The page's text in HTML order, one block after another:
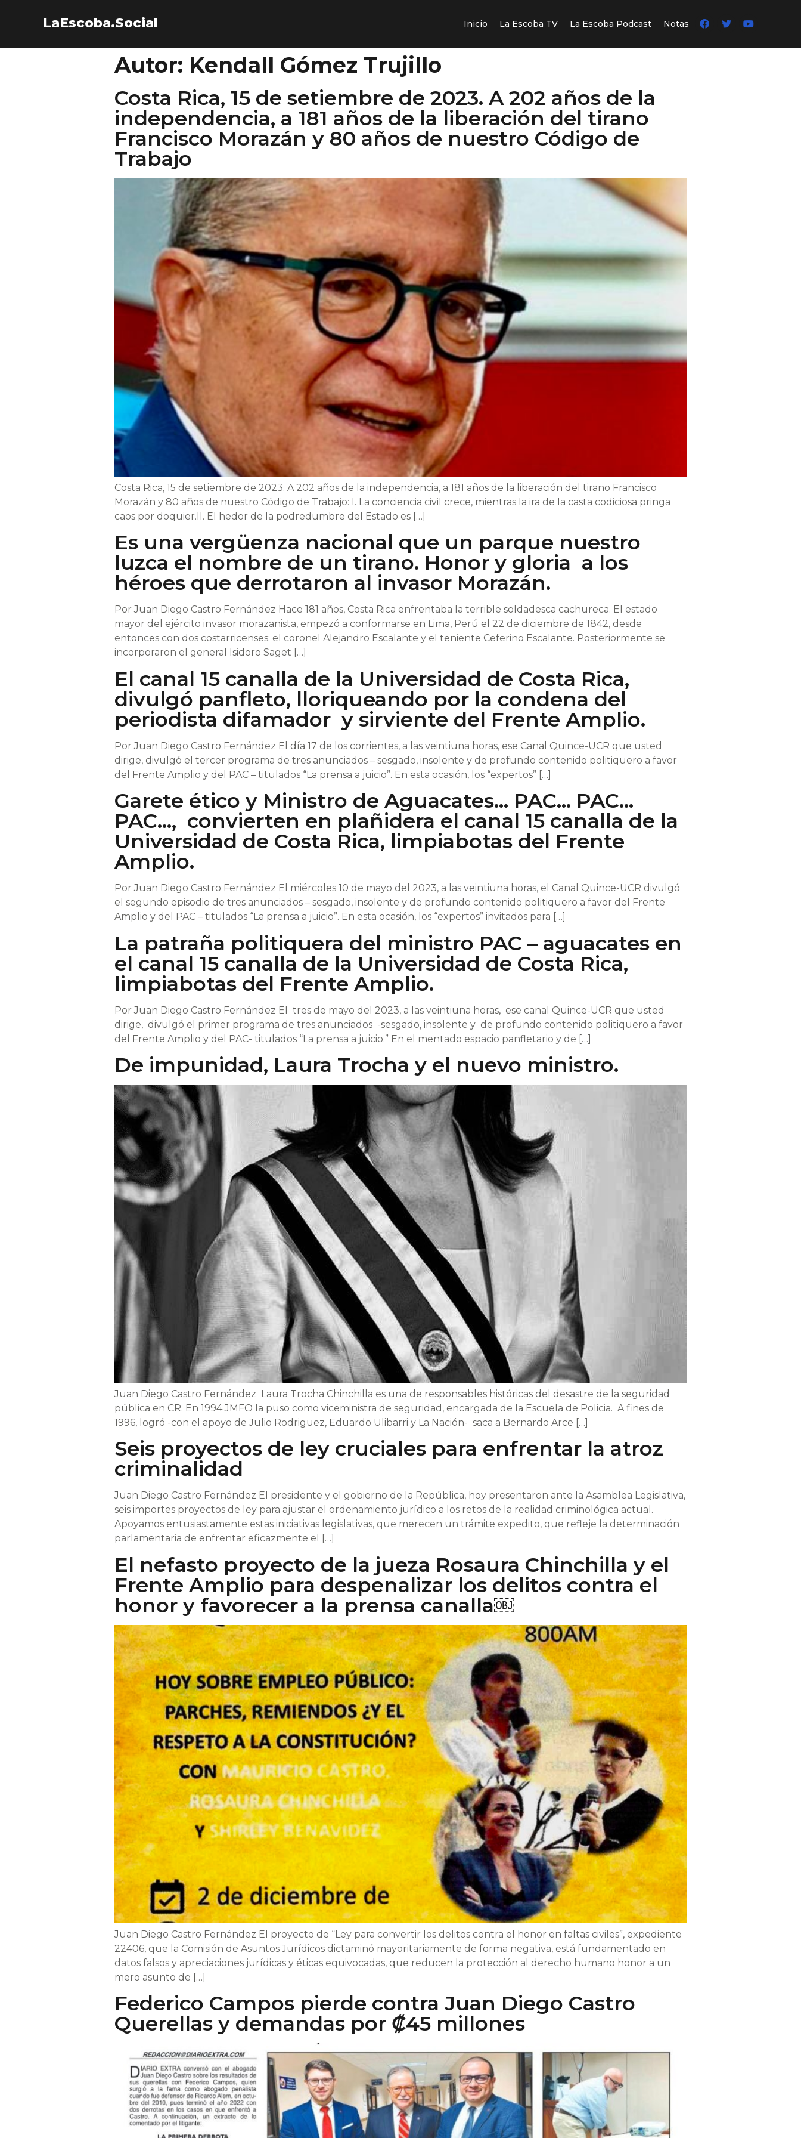
LaEscoba.Social Inicio La Escoba TV La Escoba Podcast Notas
Autor: Kendall Gómez Trujillo
Costa Rica, 15 de setiembre de 2023. A 202 años de la
independencia, a 181 años de la liberación del tirano
Francisco Morazán y 80 años de nuestro Código de
Trabajo
Costa Rica, 15 de setiembre de 2023. A 202 años de la independencia, a 181 años de la liberación del tirano Francisco
Morazán y 80 años de nuestro Código de Trabajo: I. La conciencia civil crece, mientras la ira de la casta codiciosa pringa
caos por doquier.II. El hedor de la podredumbre del Estado es […]
Es una vergüenza nacional que un parque nuestro
luzca el nombre de un tirano. Honor y gloria a los
héroes que derrotaron al invasor Morazán.
Por Juan Diego Castro Fernández Hace 181 años, Costa Rica enfrentaba la terrible soldadesca cachureca. El estado
mayor del ejército invasor morazanista, empezó a conformarse en Lima, Perú el 22 de diciembre de 1842, desde
entonces con dos costarricenses: el coronel Alejandro Escalante y el teniente Ceferino Escalante. Posteriormente se
incorporaron el general Isidoro Saget […]
El canal 15 canalla de la Universidad de Costa Rica,
divulgó panfleto, lloriqueando por la condena del
periodista difamador y sirviente del Frente Amplio.
Por Juan Diego Castro Fernández El día 17 de los corrientes, a las veintiuna horas, ese Canal Quince-UCR que usted
dirige, divulgó el tercer programa de tres anunciados – sesgado, insolente y de profundo contenido politiquero a favor
del Frente Amplio y del PAC – titulados “La prensa a juicio”. En esta ocasión, los “expertos” […]
Garete ético y Ministro de Aguacates… PAC… PAC…
PAC…, convierten en plañidera el canal 15 canalla de la
Universidad de Costa Rica, limpiabotas del Frente
Amplio.
Por Juan Diego Castro Fernández El miércoles 10 de mayo del 2023, a las veintiuna horas, el Canal Quince-UCR divulgó
el segundo episodio de tres anunciados – sesgado, insolente y de profundo contenido politiquero a favor del Frente
Amplio y del PAC – titulados “La prensa a juicio”. En esta ocasión, los “expertos” invitados para […]
La patraña politiquera del ministro PAC – aguacates en
el canal 15 canalla de la Universidad de Costa Rica,
limpiabotas del Frente Amplio.
Por Juan Diego Castro Fernández El tres de mayo del 2023, a las veintiuna horas, ese canal Quince-UCR que usted
dirige, divulgó el primer programa de tres anunciados -sesgado, insolente y de profundo contenido politiquero a favor
del Frente Amplio y del PAC- titulados “La prensa a juicio.” En el mentado espacio panfletario y de […]
De impunidad, Laura Trocha y el nuevo ministro.
Juan Diego Castro Fernández Laura Trocha Chinchilla es una de responsables históricas del desastre de la seguridad
pública en CR. En 1994 JMFO la puso como viceministra de seguridad, encargada de la Escuela de Policia. A fines de
1996, logró -con el apoyo de Julio Rodriguez, Eduardo Ulibarri y La Nación- saca a Bernardo Arce […]
Seis proyectos de ley cruciales para enfrentar la atroz
criminalidad
Juan Diego Castro Fernández El presidente y el gobierno de la República, hoy presentaron ante la Asamblea Legislativa,
seis importes proyectos de ley para ajustar el ordenamiento jurídico a los retos de la realidad criminológica actual.
Apoyamos entusiastamente estas iniciativas legislativas, que merecen un trámite expedito, que refleje la determinación
parlamentaria de enfrentar eficazmente el […]
El nefasto proyecto de la jueza Rosaura Chinchilla y el
Frente Amplio para despenalizar los delitos contra el
honor y favorecer a la prensa canalla￼
Juan Diego Castro Fernández El proyecto de “Ley para convertir los delitos contra el honor en faltas civiles”, expediente
22406, que la Comisión de Asuntos Jurídicos dictaminó mayoritariamente de forma negativa, está fundamentado en
datos falsos y apreciaciones jurídicas y éticas equivocadas, que reducen la protección al derecho humano honor a un
mero asunto de […]
Federico Campos pierde contra Juan Diego Castro
Querellas y demandas por ₡45 millones